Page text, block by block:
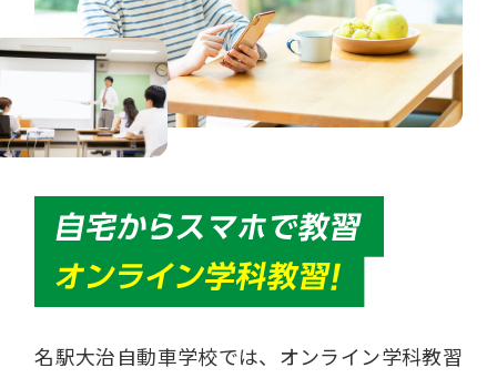
名駅大治自動車学校では、オンライン学科教習